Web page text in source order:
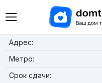
Адрес:
Метро:
Срок сдачи: